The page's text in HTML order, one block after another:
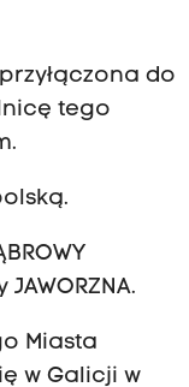
do
tego
Miasta
w Galicji w